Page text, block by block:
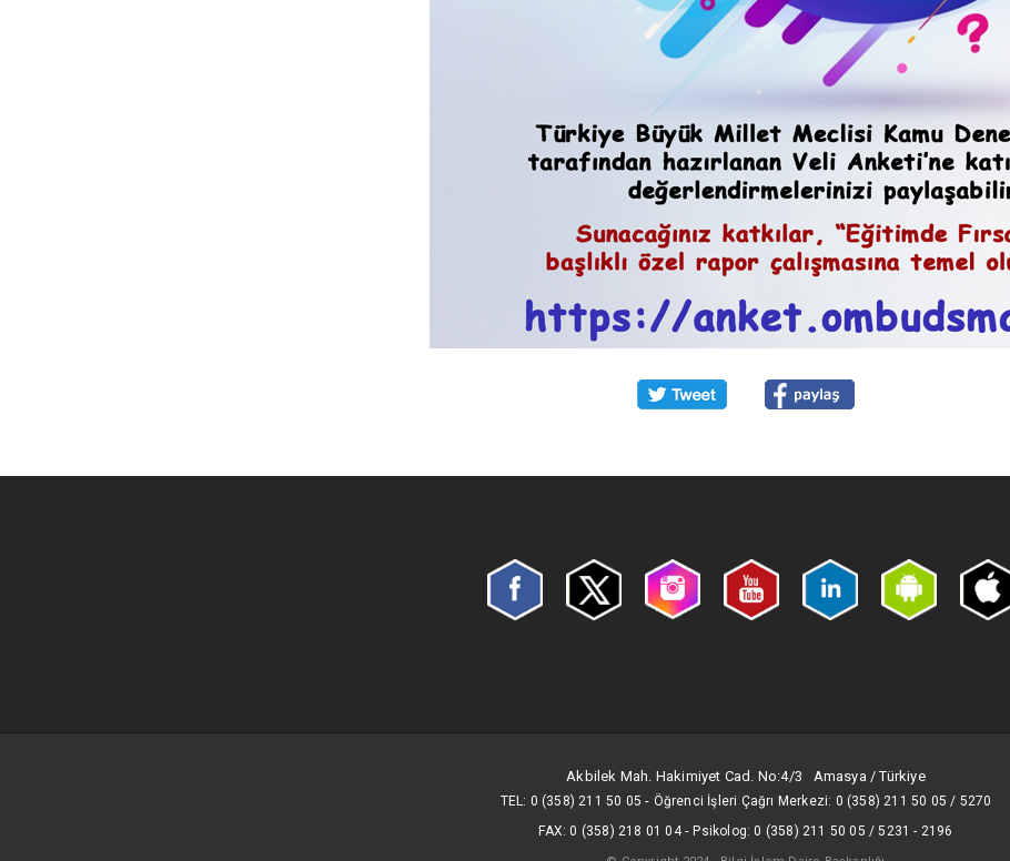
Akbilek Mah. Hakimiyet Cad. No:4/3 Amasya / Türkiye
TEL: 0 (358) 211 50 05 - Öğrenci İşleri Çağrı Merkezi: 0 (358) 211 50 05 / 5270
FAX: 0 (358) 218 01 04-Psikolog: 0 (358) 211 50 05 / 5231 - 2196